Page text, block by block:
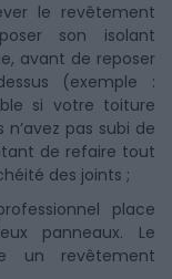
le revêtement
son isolant
avant de reposer
(exemple :
si votre toiture
pas subi de
de refaire tout
des joints ;
place
panneaux. Le
un revêtement